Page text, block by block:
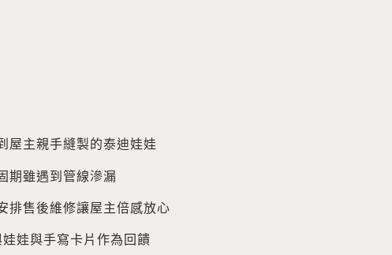
屋主親手縫製的泰迪娃娃
期雖遇到管線滲漏
排售後維修讓屋主倍感放心
娃與手寫卡片作為回饋